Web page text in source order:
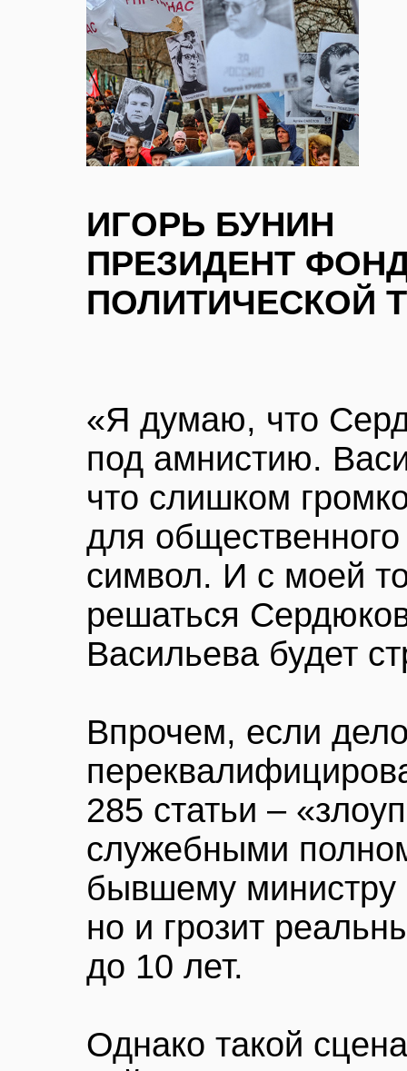
ИГОРЬ БУНИН
ПРЕЗИДЕНТ
ПОЛИТИЧЕСКОЙ
«Я думаю, что
под амнистию.
что слишком
для
символ. И с моей
решаться
Васильева будет
Впрочем, если
285 статьи –
служебными
бывшему министру
но и грозит
до 10 лет.
Однако такой